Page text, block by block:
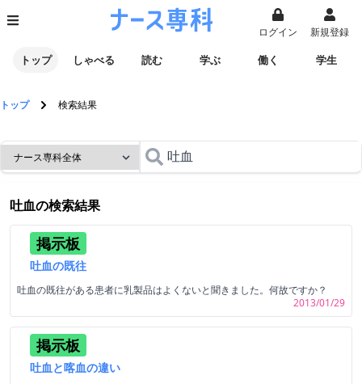
新規登録
ログイン
トップ しゃべる 読む 学ぶ 働く 学生
トップ 検索結果
吐血の検索結果
掲示板
吐血の既往
吐血の既往がある患者に乳製品はよくないと聞きました。何故ですか？
2013/01/29
掲示板
吐血と喀血の違い